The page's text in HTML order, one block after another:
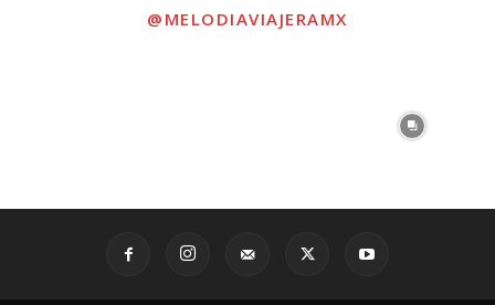
@MELODIAVIAJERAMX